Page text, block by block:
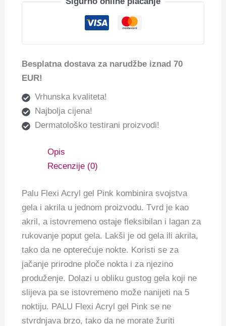
Besplatna dostava za narudžbe iznad 70
EUR!
Vrhunska kvaliteta!
Najbolja cijena!
Dermatološko testirani proizvodi!
Opis
Recenzije (0)
Palu Flexi Acryl gel Pink kombinira svojstva
gela i akrila u jednom proizvodu. Tvrd je kao
akril, a istovremeno ostaje fleksibilan i lagan za
rukovanje poput gela. Lakši je od gela ili akrila,
tako da ne opterećuje nokte. Koristi se za
jačanje prirodne ploče nokta i za njezino
produženje. Dolazi u obliku gustog gela koji ne
slijeva pa se istovremeno može nanijeti na 5
noktiju. PALU Flexi Acryl gel Pink se ne
stvrdnjava brzo, tako da ne morate žuriti